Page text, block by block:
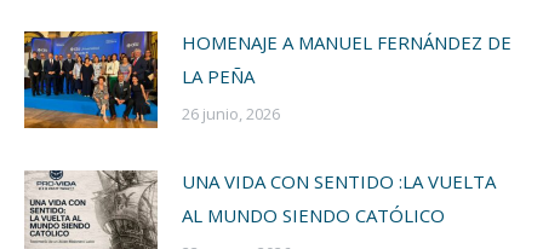
HOMENAJE A MANUEL FERNÁNDEZ DE
LA PEÑA
26 junio, 2026
UNA VIDA CON SENTIDO :LA VUELTA
AL MUNDO SIENDO CATÓLICO